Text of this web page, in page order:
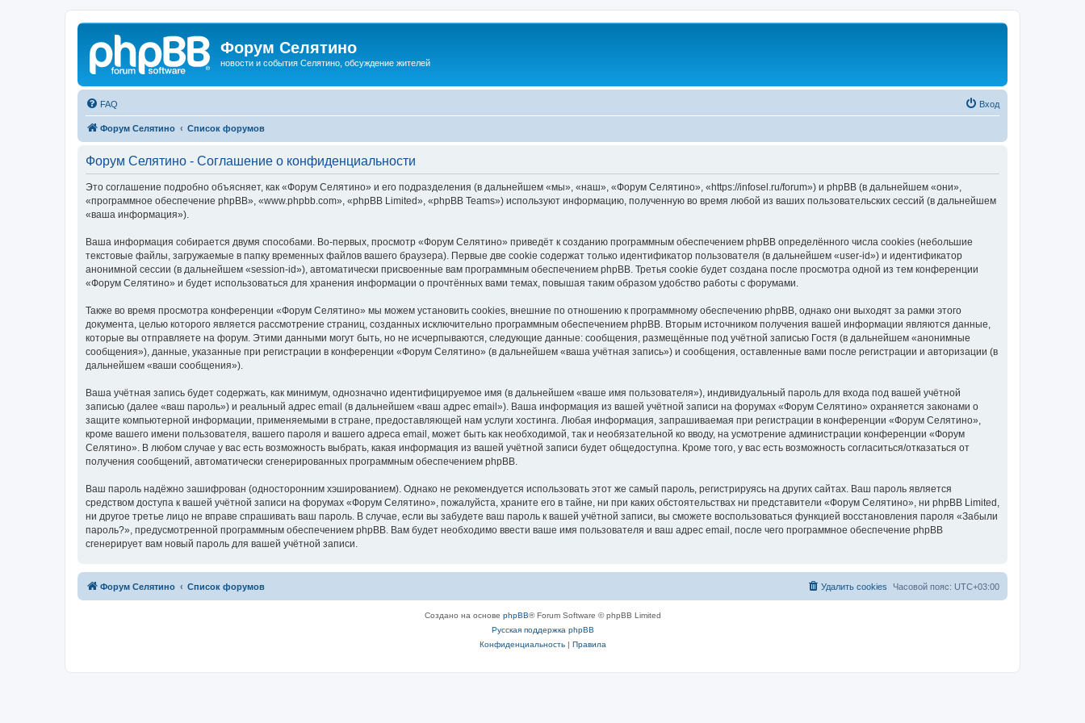
Форум Селятино
новости и события Селятино, обсуждение жителей
FAQ Вход
Форум Селятино Список форумов
Форум Селятино - Соглашение о конфиденциальности
Это соглашение подробно объясняет, как «Форум Селятино» и его подразделения (в дальнейшем «мы», «наш», «Форум Селятино», «https://infosel.ru/forum») и phpBB (в дальнейшем «они»,
«программное обеспечение phpBB», «www.phpbb.com», «phpBB Limited», «phpBB Teams») используют информацию, полученную во время любой из ваших пользовательских сессий (в дальнейшем
«ваша информация»).
Ваша информация собирается двумя способами. Во-первых, просмотр «Форум Селятино» приведёт к созданию программным обеспечением phpBB определённого числа cookies (небольшие
текстовые файлы, загружаемые в папку временных файлов вашего браузера). Первые две cookie содержат только идентификатор пользователя (в дальнейшем «user-id») и идентификатор
анонимной сессии (в дальнейшем «session-id»), автоматически присвоенные вам программным обеспечением phpBB. Третья cookie будет создана после просмотра одной из тем конференции
«Форум Селятино» и будет использоваться для хранения информации о прочтённых вами темах, повышая таким образом удобство работы с форумами.
Также во время просмотра конференции «Форум Селятино» мы можем установить cookies, внешние по отношению к программному обеспечению phpBB, однако они выходят за рамки этого
документа, целью которого является рассмотрение страниц, созданных исключительно программным обеспечением phpBB. Вторым источником получения вашей информации являются данные,
которые вы отправляете на форум. Этими данными могут быть, но не исчерпываются, следующие данные: сообщения, размещённые под учётной записью Гостя (в дальнейшем «анонимные
сообщения»), данные, указанные при регистрации в конференции «Форум Селятино» (в дальнейшем «ваша учётная запись») и сообщения, оставленные вами после регистрации и авторизации (в
дальнейшем «ваши сообщения»).
Ваша учётная запись будет содержать, как минимум, однозначно идентифицируемое имя (в дальнейшем «ваше имя пользователя»), индивидуальный пароль для входа под вашей учётной
записью (далее «ваш пароль») и реальный адрес email (в дальнейшем «ваш адрес email»). Ваша информация из вашей учётной записи на форумах «Форум Селятино» охраняется законами о
защите компьютерной информации, применяемыми в стране, предоставляющей нам услуги хостинга. Любая информация, запрашиваемая при регистрации в конференции «Форум Селятино»,
кроме вашего имени пользователя, вашего пароля и вашего адреса email, может быть как необходимой, так и необязательной ко вводу, на усмотрение администрации конференции «Форум
Селятино». В любом случае у вас есть возможность выбрать, какая информация из вашей учётной записи будет общедоступна. Кроме того, у вас есть возможность согласиться/отказаться от
получения сообщений, автоматически сгенерированных программным обеспечением phpBB.
Ваш пароль надёжно зашифрован (односторонним хэшированием). Однако не рекомендуется использовать этот же самый пароль, регистрируясь на других сайтах. Ваш пароль является
средством доступа к вашей учётной записи на форумах «Форум Селятино», пожалуйста, храните его в тайне, ни при каких обстоятельствах ни представители «Форум Селятино», ни phpBB Limited,
ни другое третье лицо не вправе спрашивать ваш пароль. В случае, если вы забудете ваш пароль к вашей учётной записи, вы сможете воспользоваться функцией восстановления пароля «Забыли
пароль?», предусмотренной программным обеспечением phpBB. Вам будет необходимо ввести ваше имя пользователя и ваш адрес email, после чего программное обеспечение phpBB
сгенерирует вам новый пароль для вашей учётной записи.
Форум Селятино Список форумов Часовой пояс: UTC+03:00
Удалить cookies
Создано на основе phpBB® Forum Software © phpBB Limited
Русская поддержка phpBB
Конфиденциальность| Правила